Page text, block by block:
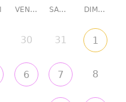
VENDREDI SAMEDI DIMANCHE
30 31 1
6 7 8